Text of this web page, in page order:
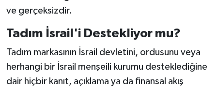
ve gerçeksizdir.
Tadım İsrail'i Destekliyor mu?
Tadım markasının İsrail devletini, ordusunu veya
herhangi bir İsrail menşeili kurumu desteklediğine
dair hiçbir kanıt, açıklama ya da finansal akış